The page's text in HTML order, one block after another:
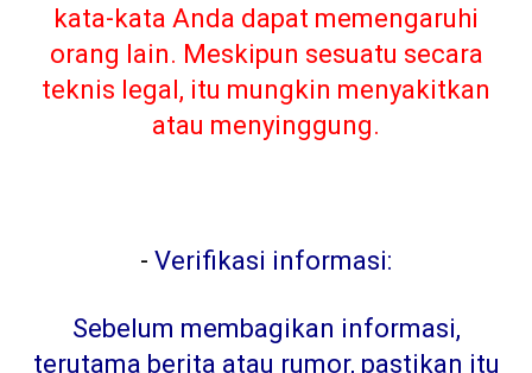
kata-kata Anda dapat memengaruhi
orang lain. Meskipun sesuatu secara
teknis legal, itu mungkin menyakitkan
atau menyinggung.
- Verifikasi informasi:
Sebelum membagikan informasi,
terutama berita atau rumor, pastikan itu